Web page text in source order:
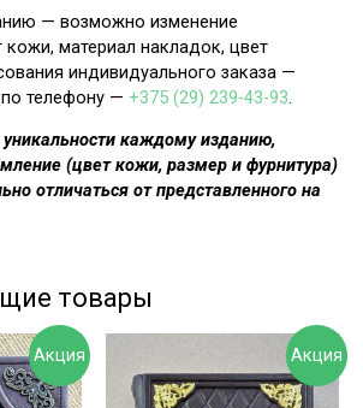
— возможно изменение
материал накладок, цвет
индивидуального заказа —
телефону — +375 (29) 239-43-93
каждому изданию,
(цвет кожи, размер и фурнитура)
отличаться от представленного на
товары
Акция Акция